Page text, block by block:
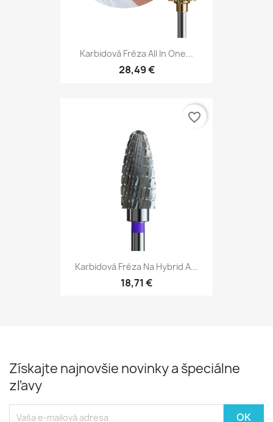
Karbidová Fréza All In One...
28,49 €
Karbidová Fréza Na Hybrid A...
18,71 €
favorite_border
Získajte najnovšie novinky a špeciálne
zľavy